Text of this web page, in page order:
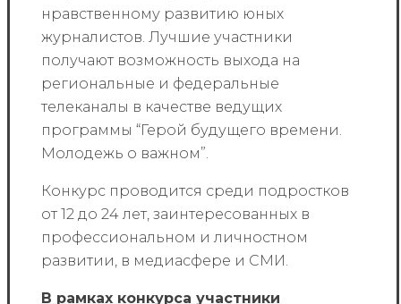
нравственному развитию юных
журналистов. Лучшие участники
получают возможность выхода на
региональные и федеральные
телеканалы в качестве ведущих
программы “Герой будущего времени.
Молодежь о важном”.
Конкурс проводится среди подростков
от 12 до 24 лет, заинтересованных в
профессиональном и личностном
развитии, в медиасфере и СМИ.
В рамках конкурса участники